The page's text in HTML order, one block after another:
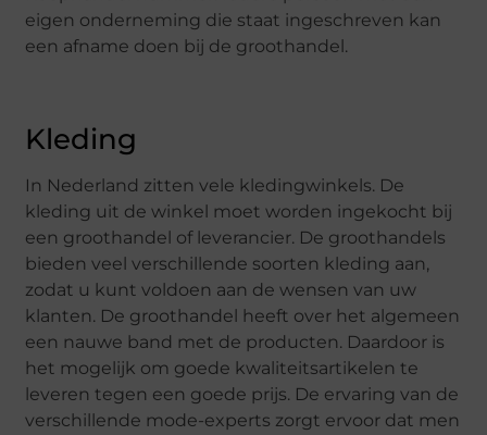
eigen onderneming die staat ingeschreven kan
een afname doen bij de groothandel.
Kleding
In Nederland zitten vele kledingwinkels. De
kleding uit de winkel moet worden ingekocht bij
een groothandel of leverancier. De groothandels
bieden veel verschillende soorten kleding aan,
zodat u kunt voldoen aan de wensen van uw
klanten. De groothandel heeft over het algemeen
een nauwe band met de producten. Daardoor is
het mogelijk om goede kwaliteitsartikelen te
leveren tegen een goede prijs. De ervaring van de
verschillende mode-experts zorgt ervoor dat men